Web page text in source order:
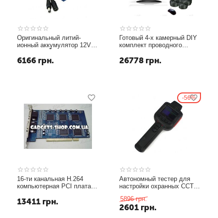
Оригинальный литий-
ионный аккумулятор 12V с
20000mAh, током разряда
3А и платой защиты от
6166 грн.
Готовый 4-х камерный DIY
комплект проводного
COMBO DVR
регистратором-монитором
26778 грн.
16-ти канальная H.264
компьютерная PCI плата
камер + 8 звуковых
каналов + ТВ выход (400
13411 грн.
56%
Автономный тестер для
настройки охранных CCTV
экраном, записью на SD
карту памяти и AV входом
5896 грн.
2601 грн.